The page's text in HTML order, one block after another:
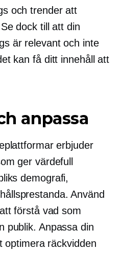
och trender att
dock till att din
är relevant och inte
kan få ditt innehåll att
anpassa
erbjuder
ger värdefull
demografi,
Använd
förstå vad som
publik. Anpassa din
optimera räckvidden